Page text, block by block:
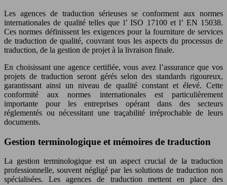
Les agences de traduction sérieuses se conforment aux normes
internationales de qualité telles que l’ ISO 17100 et l’ EN 15038.
Ces normes définissent les exigences pour la fourniture de services
de traduction de qualité, couvrant tous les aspects du processus de
traduction, de la gestion de projet à la livraison finale.
En choisissant une agence certifiée, vous avez l’assurance que vos
projets de traduction seront gérés selon des standards rigoureux,
garantissant ainsi un niveau de qualité constant et élevé. Cette
conformité aux normes internationales est particulièrement
importante pour les entreprises opérant dans des secteurs
réglementés ou nécessitant une traçabilité irréprochable de leurs
documents.
Gestion terminologique et mémoires de traduction
La gestion terminologique est un aspect crucial de la traduction
professionnelle, souvent négligé par les solutions de traduction non
spécialisées. Les agences de traduction mettent en place des